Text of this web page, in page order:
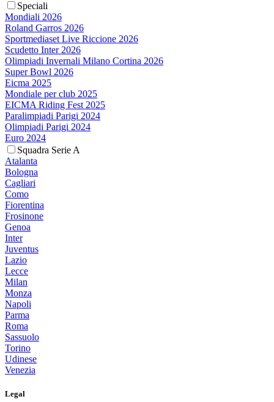
Speciali
Mondiali 2026
Roland Garros 2026
Sportmediaset Live Riccione 2026
Scudetto Inter 2026
Olimpiadi Invernali Milano Cortina 2026
Super Bowl 2026
Eicma 2025
Mondiale per club 2025
EICMA Riding Fest 2025
Paralimpiadi Parigi 2024
Olimpiadi Parigi 2024
Euro 2024
Squadra Serie A
Atalanta
Bologna
Cagliari
Como
Fiorentina
Frosinone
Genoa
Inter
Juventus
Lazio
Lecce
Milan
Monza
Napoli
Parma
Roma
Sassuolo
Torino
Udinese
Venezia
Legal